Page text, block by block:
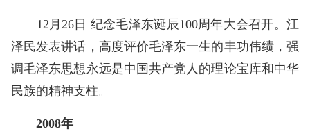
12月26日 纪念毛泽东诞辰100周年大会召开。江
泽民发表讲话，高度评价毛泽东一生的丰功伟绩，强
调毛泽东思想永远是中国共产党人的理论宝库和中华
民族的精神支柱。
2008年